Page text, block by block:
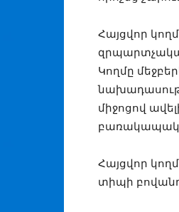
Հայցվոր
Կողմը
միջոցով
Հայցվոր
տիպի